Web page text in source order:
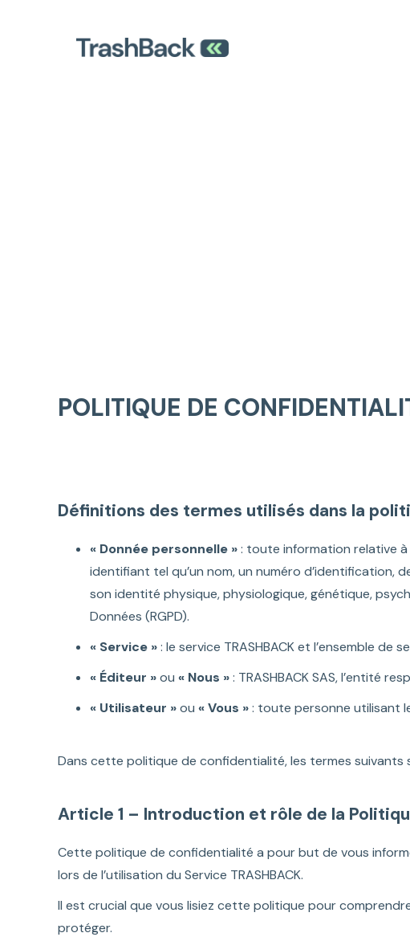
POLITIQUE DE
Définitions des termes utilisés dans la
« Donnée personnelle »: toute information relative
identifiant tel qu’un nom, un numéro d’identification,
son identité physique, physiologique, génétique,
Données (RGPD).
« Service »: le service TRASHBACK et l’ensemble de
« Éditeur »ou « Nous »: TRASHBACK SAS, l’entité
« Utilisateur »ou « Vous »: toute personne utilisant
Dans cette politique de confidentialité, les termes suivants
Article 1 – Introduction et rôle de la
Cette politique de confidentialité a pour but de vous
lors de l’utilisation du Service TRASHBACK.
Il est crucial que vous lisiez cette politique pour
protéger.